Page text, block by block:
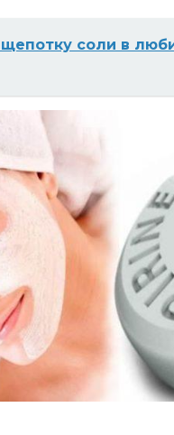
соли в